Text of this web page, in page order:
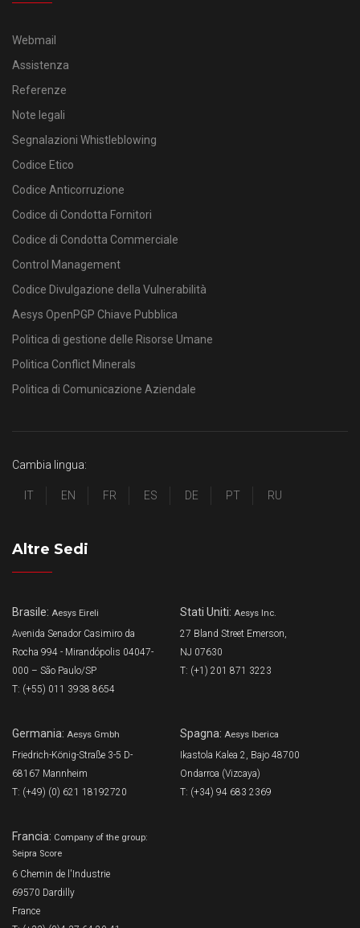
Webmail
Assistenza
Referenze
Note legali
Segnalazioni Whistleblowing
Codice Etico
Codice Anticorruzione
Codice di Condotta Fornitori
Codice di Condotta Commerciale
Control Management
Codice Divulgazione della Vulnerabilità
Aesys OpenPGP Chiave Pubblica
Politica di gestione delle Risorse Umane
Politica Conflict Minerals
Politica di Comunicazione Aziendale
Cambia lingua:
IT EN FR ES DE PT RU
Altre Sedi
Brasile: Aesys Eireli
Avenida Senador Casimiro da
Rocha 994 - Mirandópolis 04047-
000 – São Paulo/SP
T: (+55) 011 3938 8654
Stati Uniti: Aesys Inc.
27 Bland Street Emerson,
NJ 07630
T: (+1) 201 871 3223
Germania: Aesys Gmbh
Friedrich-König-Straße 3-5 D-
68167 Mannheim
T: (+49) (0) 621 18192720
Spagna: Aesys Iberica
Ikastola Kalea 2, Bajo 48700
Ondarroa (Vizcaya)
T: (+34) 94 683 2369
Francia: Company of the group:
Seipra Score
6 Chemin de l'Industrie
69570 Dardilly
France